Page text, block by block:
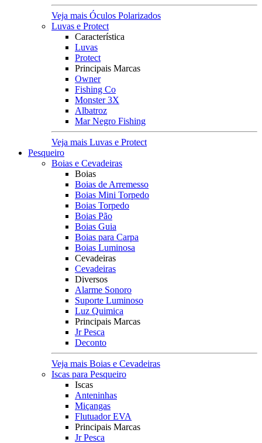
Veja mais Óculos Polarizados
Luvas e Protect
Característica
Luvas
Protect
Principais Marcas
Owner
Fishing Co
Monster 3X
Albatroz
Mar Negro Fishing
Veja mais Luvas e Protect
Pesqueiro
Boias e Cevadeiras
Boias
Boias de Arremesso
Boias Mini Torpedo
Boias Torpedo
Boias Pão
Boias Guia
Boias para Carpa
Boias Luminosa
Cevadeiras
Cevadeiras
Diversos
Alarme Sonoro
Suporte Luminoso
Luz Quimica
Principais Marcas
Jr Pesca
Deconto
Veja mais Boias e Cevadeiras
Iscas para Pesqueiro
Iscas
Anteninhas
Miçangas
Flutuador EVA
Principais Marcas
Jr Pesca